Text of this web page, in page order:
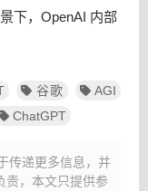
下，OpenAI 内部
谷歌
AGI
ChatGPT
传递更多信息，并
责，本文只提供参